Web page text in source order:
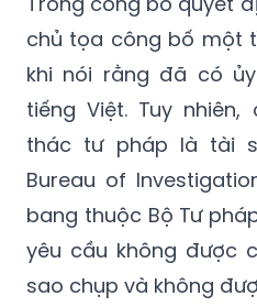
lại sẽ được mở vào
kéo dài 4 ngày).
Trong công bố quyết
chủ tọa công bố một
khi nói rằng đã có
tiếng Việt. Tuy
thác tư pháp là tài
Bureau of
bang thuộc Bộ Tư